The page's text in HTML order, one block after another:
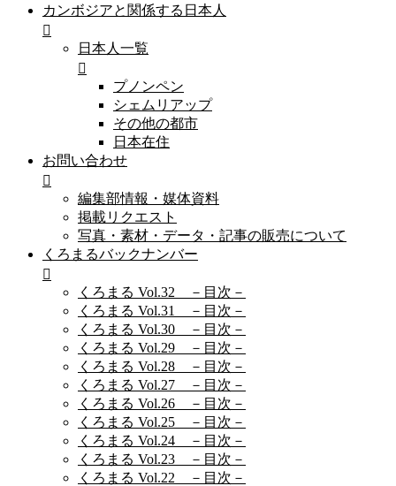
カンボジアと関係する日本人
日本人一覧
プノンペン
シェムリアップ
その他の都市
日本在住
お問い合わせ
編集部情報・媒体資料
掲載リクエスト
写真・素材・データ・記事の販売について
くろまるバックナンバー
くろまる Vol.32 －目次－
くろまる Vol.31 －目次－
くろまる Vol.30 －目次－
くろまる Vol.29 －目次－
くろまる Vol.28 －目次－
くろまる Vol.27 －目次－
くろまる Vol.26 －目次－
くろまる Vol.25 －目次－
くろまる Vol.24 －目次－
くろまる Vol.23 －目次－
くろまる Vol.22 －目次－